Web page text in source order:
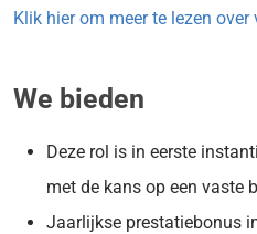
Klik hier om meer te lezen
We bieden
Deze rol is in eerste
met de kans op een vaste
Jaarlijkse prestatiebonus